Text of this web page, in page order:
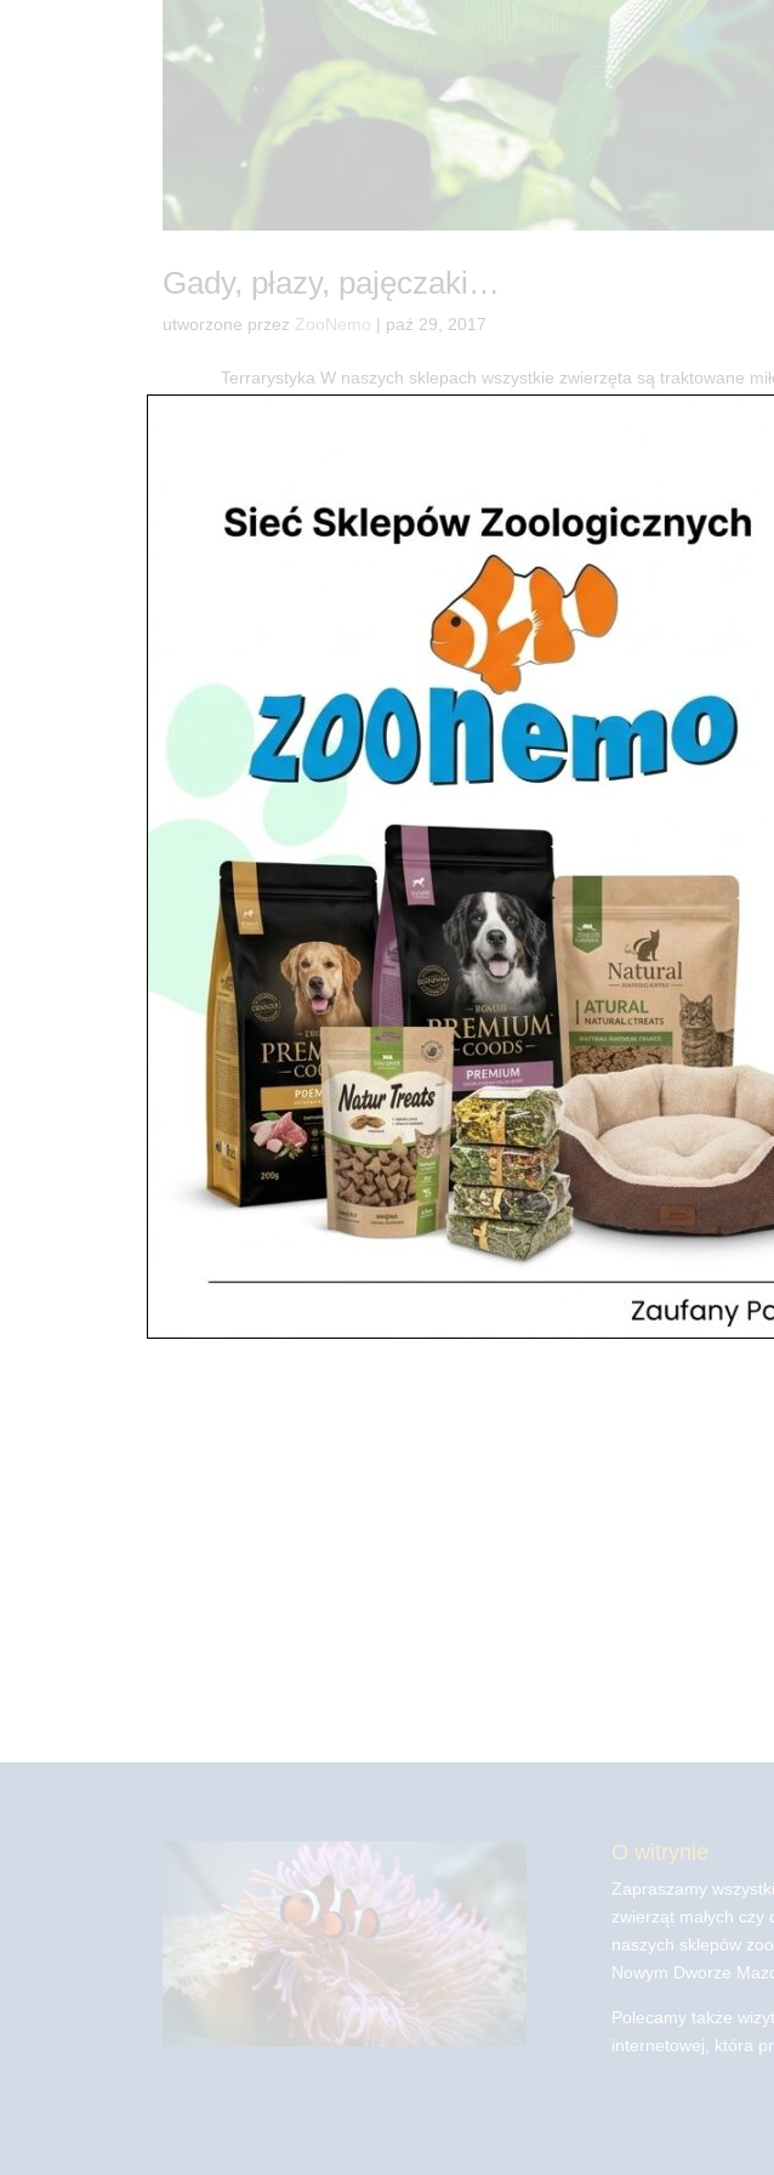
Gady, płazy, pajęczaki…
utworzone przez ZooNemo | paź 29, 2017
Terrarystyka W naszych sklepach wszystkie zwierzęta są traktowane
O witrynie
Zapraszamy
zwierząt małych
naszych sklepów
Nowym Dworze
Polecamy także
internetowej, która